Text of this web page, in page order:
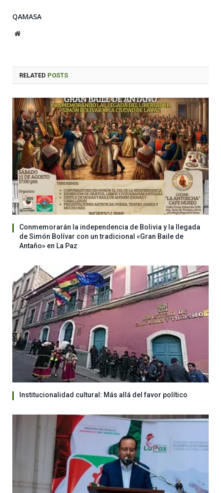
QAMASA
Website
RELATED POSTS
Conmemorarán la independencia de Bolivia y la llegada
de Simón Bolívar con un tradicional «Gran Baile de
Antaño» en La Paz
Institucionalidad cultural: Más allá del favor político